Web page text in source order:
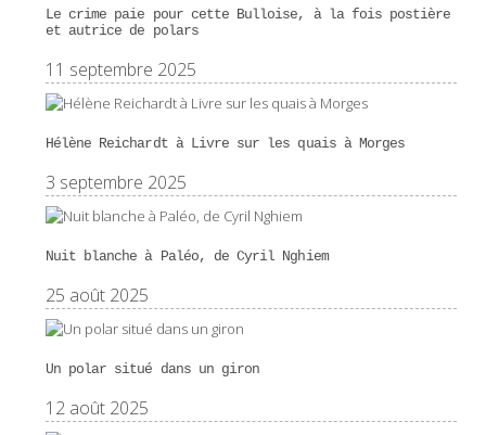
Le crime paie pour cette Bulloise, à la fois postière
et autrice de polars
11 septembre 2025
Hélène Reichardt à Livre sur les quais à Morges
3 septembre 2025
Nuit blanche à Paléo, de Cyril Nghiem
25 août 2025
Un polar situé dans un giron
12 août 2025